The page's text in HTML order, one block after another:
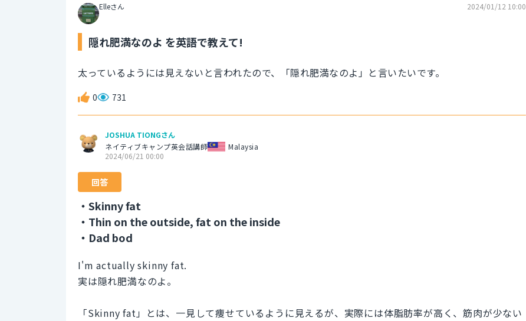
Elleさん 2024/01/12 10:00
隠れ肥満なのよ を英語で教えて!
太っているようには見えないと言われたので、「隠れ肥満なのよ」と言いたいです。
0 731
JOSHUA TIONGさん
ネイティブキャンプ英会話講師
Malaysia
2024/06/21 00:00
回答
・Skinny fat
・Thin on the outside, fat on the inside
・Dad bod
I'm actually skinny fat.
実は隠れ肥満なのよ。
「Skinny fat」とは、一見して痩せているように見えるが、実際には体脂肪率が高く、筋肉が少ない